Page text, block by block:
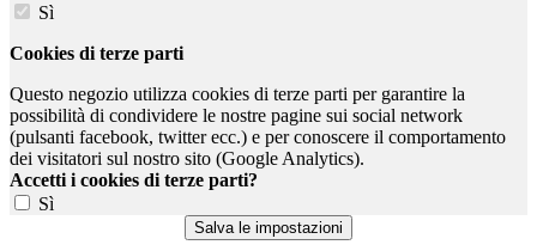
Sì
Cookies di terze parti
Questo negozio utilizza cookies di terze parti per garantire la
possibilità di condividere le nostre pagine sui social network
(pulsanti facebook, twitter ecc.) e per conoscere il comportamento
dei visitatori sul nostro sito (Google Analytics).
Accetti i cookies di terze parti?
Sì